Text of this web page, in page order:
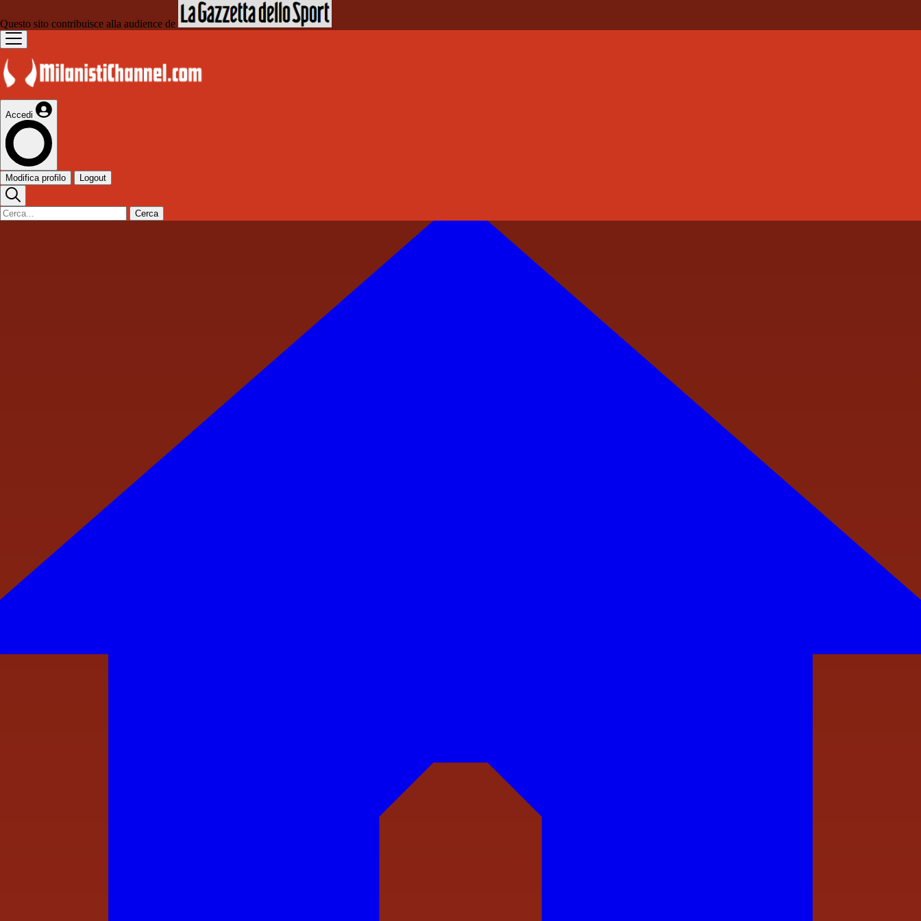
Questo sito contribuisce alla audience de
Accedi
Modifica profilo Logout
Cerca